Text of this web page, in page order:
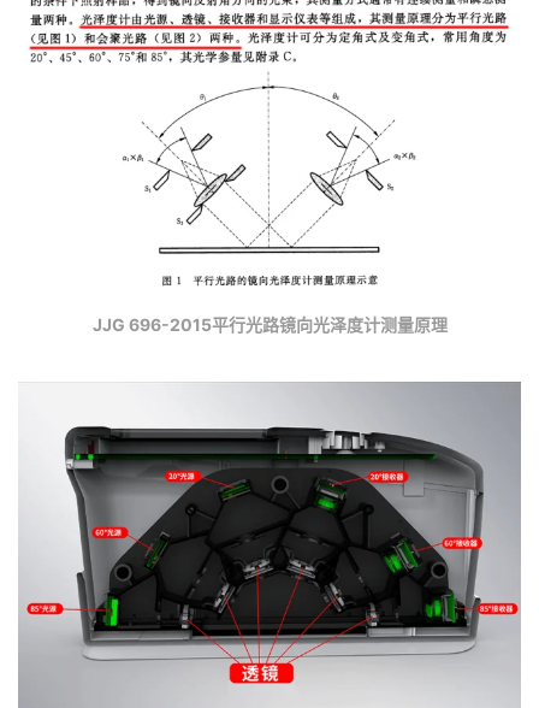
JJG 696-2015平行光路镜向光泽度计测量原理